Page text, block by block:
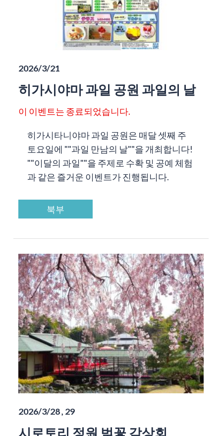
2026/3/21
히가시야마 과일 공원 과일의 날
이 이벤트는 종료되었습니다.
히가시타니야마 과일 공원은 매달 셋째 주
토요일에 ""과일 만남의 날""을 개최합니다!
""이달의 과일""을 주제로 수확 및 공예 체험
과 같은 즐거운 이벤트가 진행됩니다.
북부
2026/3/28 , 29
시로토리 정원 벚꽃 감상회